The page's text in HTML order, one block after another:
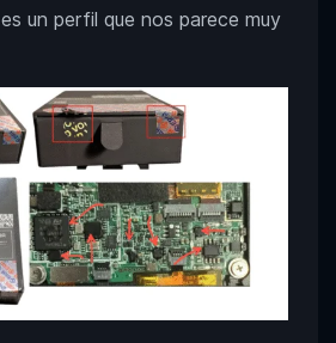
un perfil que nos parece muy